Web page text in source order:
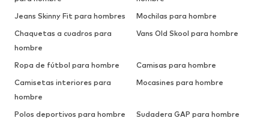
Jeans Skinny Fit para hombres
Mochilas para hombre
Chaquetas a cuadros para
hombre
Vans Old Skool para hombre
Ropa de fútbol para hombre
Camisas para hombre
Camisetas interiores para
hombre
Mocasines para hombre
Polos deportivos para hombre
Sudadera GAP para hombre